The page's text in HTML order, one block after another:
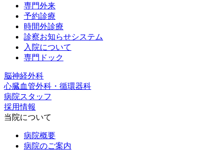
専門外来
予約診療
時間外診療
診察お知らせシステム
入院について
専門ドック
脳神経外科
心臓血管外科・循環器科
病院スタッフ
採用情報
当院について
病院概要
病院のご案内